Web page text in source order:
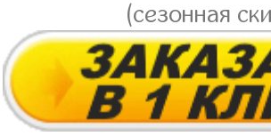
(сезонная